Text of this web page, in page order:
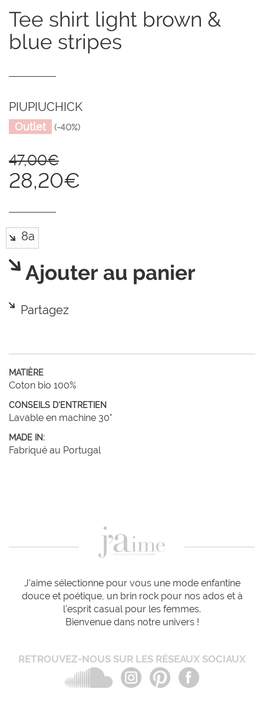
tee shirt light brown &
blue stripes
PIUPIUCHICK
Outlet (-40%)
47,00€
28,20€
Ajouter au panier
Partagez
MATIÈRE
Coton bio 100%
CONSEILS D'ENTRETIEN
Lavable en machine 30°
MADE IN:
Fabriqué au Portugal
J'aime sélectionne pour vous une mode enfantine
douce et poétique, un brin rock pour nos ados et à
l'esprit casual pour les femmes.
Bienvenue dans notre univers !
RETROUVEZ-NOUS SUR LES RÉSEAUX SOCIAUX